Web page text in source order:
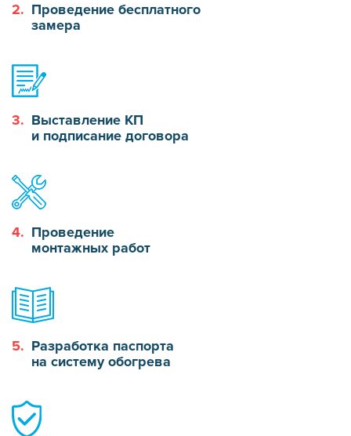
2. Проведение бесплатного
замера
3. Выставление КП
и подписание договора
4. Проведение
монтажных работ
5. Разработка паспорта
на систему обогрева